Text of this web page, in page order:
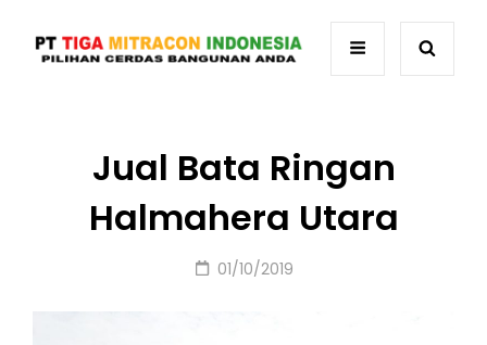
Jual Bata Ringan
Halmahera Utara
Posted
01/10/2019